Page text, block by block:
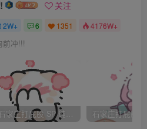
光的屁股已经出现一道深红的
爷真是老当益壮不减当年啊！
晨光的屁股上留下一道青紫的
隐忍的摸样不是不心疼，而手
光的屁股上。
，而何晨光却忍受得异常痛
关注
2W+ 6 1351 4176W+
前冲!!!
石家庄打屁股 SP 纯实践